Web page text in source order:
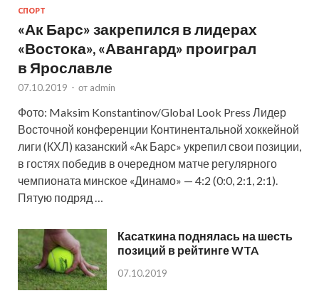
СПОРТ
«Ак Барс» закрепился в лидерах
«Востока», «Авангард» проиграл
в Ярославле
07.10.2019 - от admin
Фото: Maksim Konstantinov/Global Look Press Лидер
Восточной конференции Континентальной хоккейной
лиги (КХЛ) казанский «Ак Барс» укрепил свои позиции,
в гостях победив в очередном матче регулярного
чемпионата минское «Динамо» — 4:2 (0:0, 2:1, 2:1).
Пятую подряд …
Касаткина поднялась на шесть
позиций в рейтинге WTA
07.10.2019